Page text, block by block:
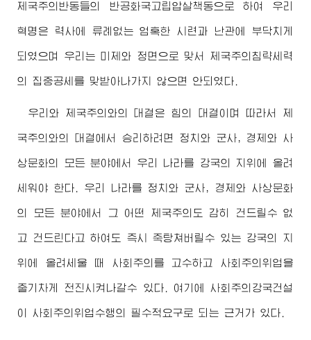
제국주의반동들의 반공화국고립압살책동으로 하여 우리
혁명은 력사에 류례없는 엄혹한 시련과 난관에 부닥치게
되였으며 우리는 미제와 정면으로 맞서 제국주의침략세력
의 집중공세를 맞받아나가지 않으면 안되였다.
우리와 제국주의와의 대결은 힘의 대결이며 따라서 제
국주의와의 대결에서 승리하려면 정치와 군사, 경제와 사
상문화의 모든 분야에서 우리 나라를 강국의 지위에 올려
세워야 한다. 우리 나라를 정치와 군사, 경제와 사상문화
의 모든 분야에서 그 어떤 제국주의도 감히 건드릴수 없
고 건드린다고 하여도 즉시 죽탕쳐버릴수 있는 강국의 지
위에 올려세울 때 사회주의를 고수하고 사회주의위업을
줄기차게 전진시켜나갈수 있다. 여기에 사회주의강국건설
이 사회주의위업수행의 필수적요구로 되는 근거가 있다.